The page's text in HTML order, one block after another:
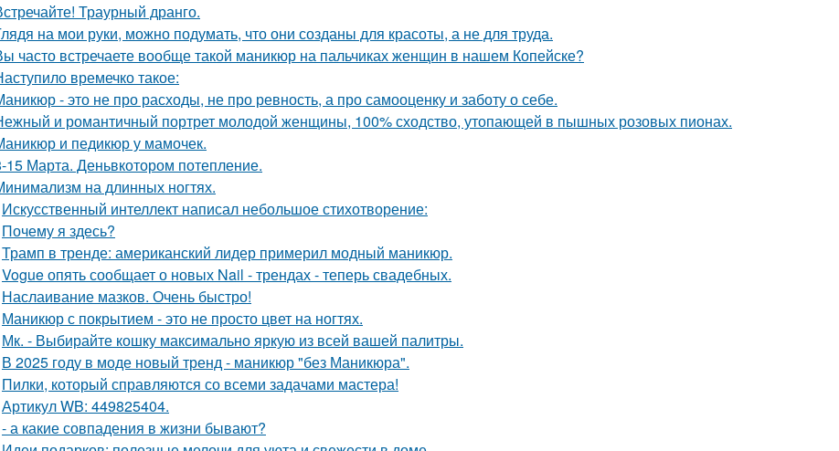
Траурный дранго.
на мои руки, можно подумать, что они созданы для красоты, а не для труда.
часто встречаете вообще такой маникюр на пальчиках женщин в нашем Копейске?
времечко такое:
- это не про расходы, не про ревность, а про самооценку и заботу о себе.
и романтичный портрет молодой женщины, 100% сходство, утопающей в пышных розовых пионах.
и педикюр у мамочек.
15 Марта. Деньвкотором потепление.
на длинных ногтях.
Искусственный интеллект написал небольшое стихотворение:
Почему я здесь?
Трамп в тренде: американский лидер примерил модный маникюр.
Vogue опять сообщает о новых Nail - трендах - теперь свадебных.
Наслаивание мазков. Очень быстро!
Маникюр с покрытием - это не просто цвет на ногтях.
Мк. - Выбирайте кошку максимально яркую из всей вашей палитры.
В 2025 году в моде новый тренд - маникюр "без Маникюра".
Пилки, который справляются со всеми задачами мастера!
Артикул WB: 449825404.
- а какие совпадения в жизни бывают?